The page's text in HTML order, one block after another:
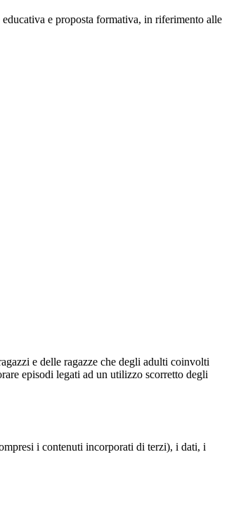
e proposta formativa, in riferimento alle
e delle ragazze che degli adulti coinvolti
episodi legati ad un utilizzo scorretto degli
i contenuti incorporati di terzi), i dati, i